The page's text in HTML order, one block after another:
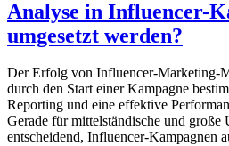
Analyse in Influencer-
umgesetzt werden?
Der Erfolg von Influencer-Marketing-
durch den Start einer Kampagne
Reporting und eine effektive
Gerade für mittelständische und große
entscheidend, Influencer-Kampagnen